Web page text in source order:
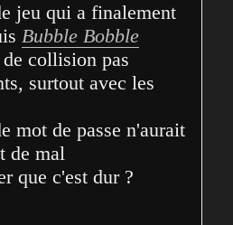
Bubble Bobble
surtout avec les
de mal
que c'est dur ?